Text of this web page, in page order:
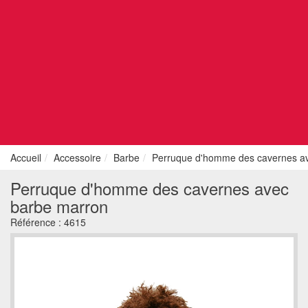
Accueil Accessoire Barbe Perruque d'homme des cavernes
Perruque d'homme des cavernes avec
barbe marron
Référence : 4615